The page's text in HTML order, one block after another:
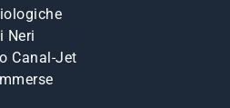
Neri
Canal-Jet